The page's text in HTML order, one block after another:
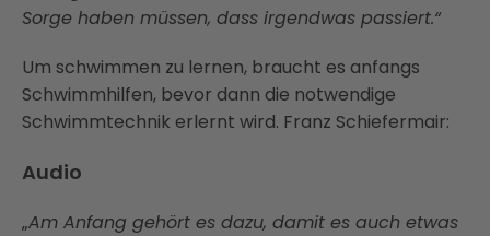
Sorge haben müssen, dass irgendwas passiert.“
Um schwimmen zu lernen, braucht es anfangs
Schwimmhilfen, bevor dann die notwendige
Schwimmtechnik erlernt wird. Franz Schiefermair:
Audio
„Am Anfang gehört es dazu, damit es auch etwas